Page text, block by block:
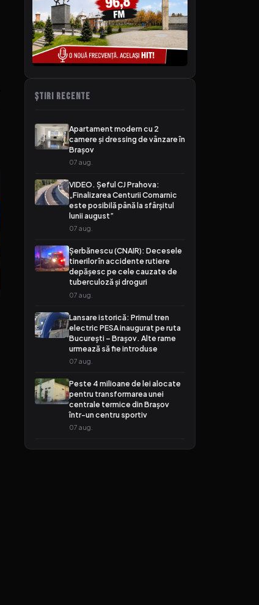
ȘTIRI RECENTE
Apartament modern cu 2
camere și dressing de vânzare în
Brașov
07 aug.
VIDEO. Șeful CJ Prahova:
„Finalizarea Centurii Comarnic
este posibilă până la sfârșitul
lunii august”
07 aug.
Şerbănescu (CNAIR): Decesele
tinerilor în accidente rutiere
depășesc pe cele cauzate de
tuberculoză și droguri
07 aug.
Lansare istorică: Primul tren
electric PESA inaugurat pe ruta
București – Brașov. Alte rame
urmează să fie introduse
07 aug.
Peste 4 milioane de lei alocate
pentru transformarea unei
centrale termice din Brașov
într-un centru sportiv
07 aug.